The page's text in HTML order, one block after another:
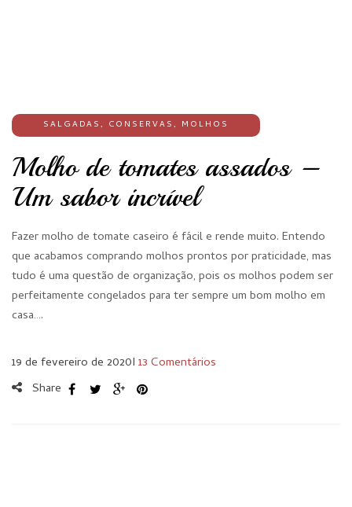
SALGADAS, CONSERVAS, MOLHOS
Molho de tomates assados –
Um sabor incrível
Fazer molho de tomate caseiro é fácil e rende muito. Entendo
que acabamos comprando molhos prontos por praticidade, mas
tudo é uma questão de organização, pois os molhos podem ser
perfeitamente congelados para ter sempre um bom molho em
casa….
19 de fevereiro de 2020I 13 Comentários
Share